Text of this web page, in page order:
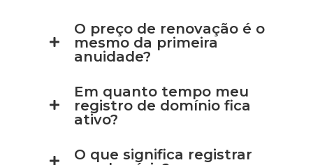
O preço de renovação é o
mesmo da primeira
anuidade?
Em quanto tempo meu
registro de domínio fica
ativo?
O que significa registrar